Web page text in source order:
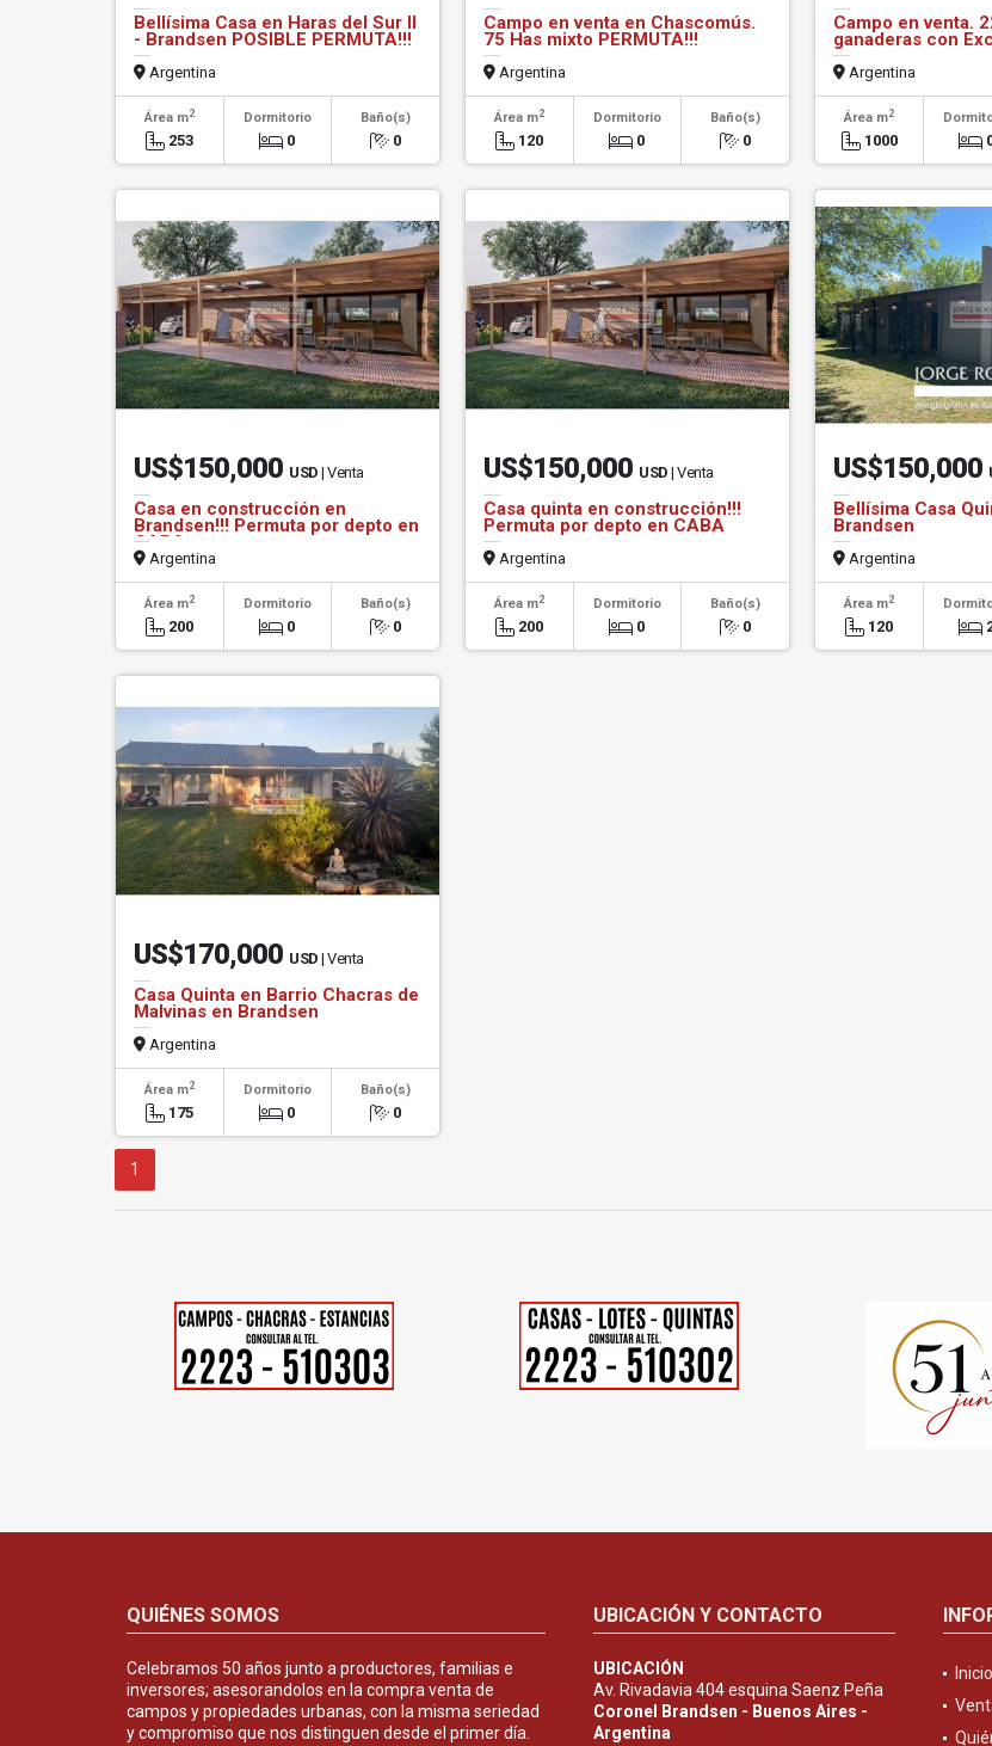
Bellísima Casa en Haras del Sur II
- Brandsen POSIBLE PERMUTA!!!
Argentina
Área m2
253
Dormitorio
0
Baño(s)
0
Campo en venta en Chascomús.
75 Has mixto PERMUTA!!!
Argentina
Área m2
120
Dormitorio
0
Baño(s)
0
Campo en venta.
ganaderas con
Argentina
Área m2
1000
US$150,000 USD | Venta
Casa en construcción en
Brandsen!!! Permuta por depto en
CABA
Argentina
Área m2
200
Dormitorio
0
Baño(s)
0
US$150,000 USD | Venta
Casa quinta en construcción!!!
Permuta por depto en CABA
Argentina
Área m2
200
Dormitorio
0
Baño(s)
0
US$150,000
Bellísima Casa
Brandsen
Argentina
Área m2
120
US$170,000 USD | Venta
Casa Quinta en Barrio Chacras de
Malvinas en Brandsen
Argentina
Área m2
175
Dormitorio
0
Baño(s)
0
1
QUIÉNES SOMOS
Celebramos 50 años junto a productores, familias e
inversores; asesorandolos en la compra venta de
campos y propiedades urbanas, con la misma seriedad
y compromiso que nos distinguen desde el primer día.
UBICACIÓN Y CONTACTO
UBICACIÓN
Av. Rivadavia 404 esquina Saenz Peña
Coronel Brandsen - Buenos Aires -
Argentina
Inicio